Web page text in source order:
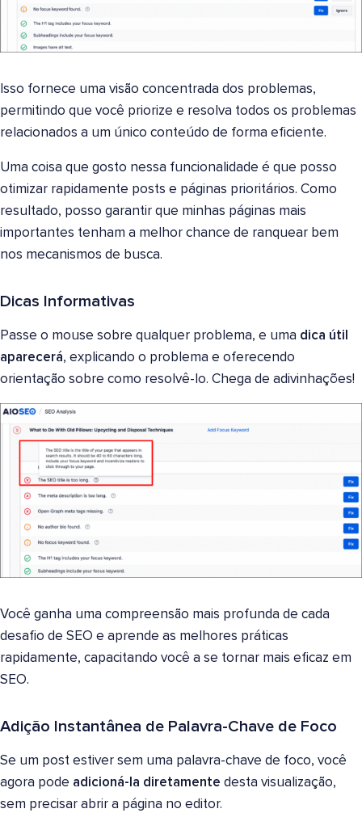
Isso fornece uma visão concentrada dos problemas,
permitindo que você priorize e resolva todos os problemas
relacionados a um único conteúdo de forma eficiente.
Uma coisa que gosto nessa funcionalidade é que posso
otimizar rapidamente posts e páginas prioritários. Como
resultado, posso garantir que minhas páginas mais
importantes tenham a melhor chance de ranquear bem
nos mecanismos de busca.
Dicas Informativas
Passe o mouse sobre qualquer problema, e uma dica útil
aparecerá, explicando o problema e oferecendo
orientação sobre como resolvê-lo. Chega de adivinhações!
Você ganha uma compreensão mais profunda de cada
desafio de SEO e aprende as melhores práticas
rapidamente, capacitando você a se tornar mais eficaz em
SEO.
Adição Instantânea de Palavra-Chave de Foco
Se um post estiver sem uma palavra-chave de foco, você
agora pode adicioná-la diretamente desta visualização,
sem precisar abrir a página no editor.